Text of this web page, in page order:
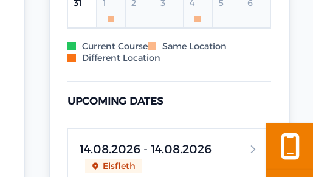
31 1 2 3 4 5 6
Current Course
Same Location
Different Location
UPCOMING DATES
14.08.2026 - 14.08.2026
Elsfleth